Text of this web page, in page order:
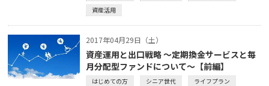
資産活用
2017年04月29日（土）
資産運用と出口戦略 ～定期換金サービスと毎
月分配型ファンドについて～【前編】
はじめての方 シニア世代
ライフプラン